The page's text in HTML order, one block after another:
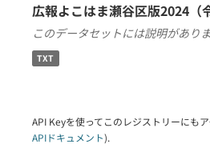
広報よこはま瀬谷区版2024（
このデータセットには説明があり
TXT
API Keyを使ってこのレジストリーにも
APIドキュメント).